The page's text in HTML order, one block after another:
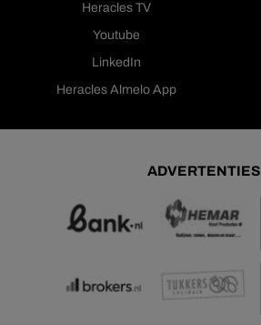
Heracles TV
Youtube
LinkedIn
Heracles Almelo App
ADVERTENTIES